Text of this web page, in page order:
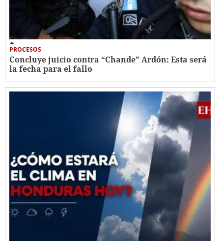
PROCESOS
Concluye juicio contra “Chande” Ardón: Esta será
la fecha para el fallo